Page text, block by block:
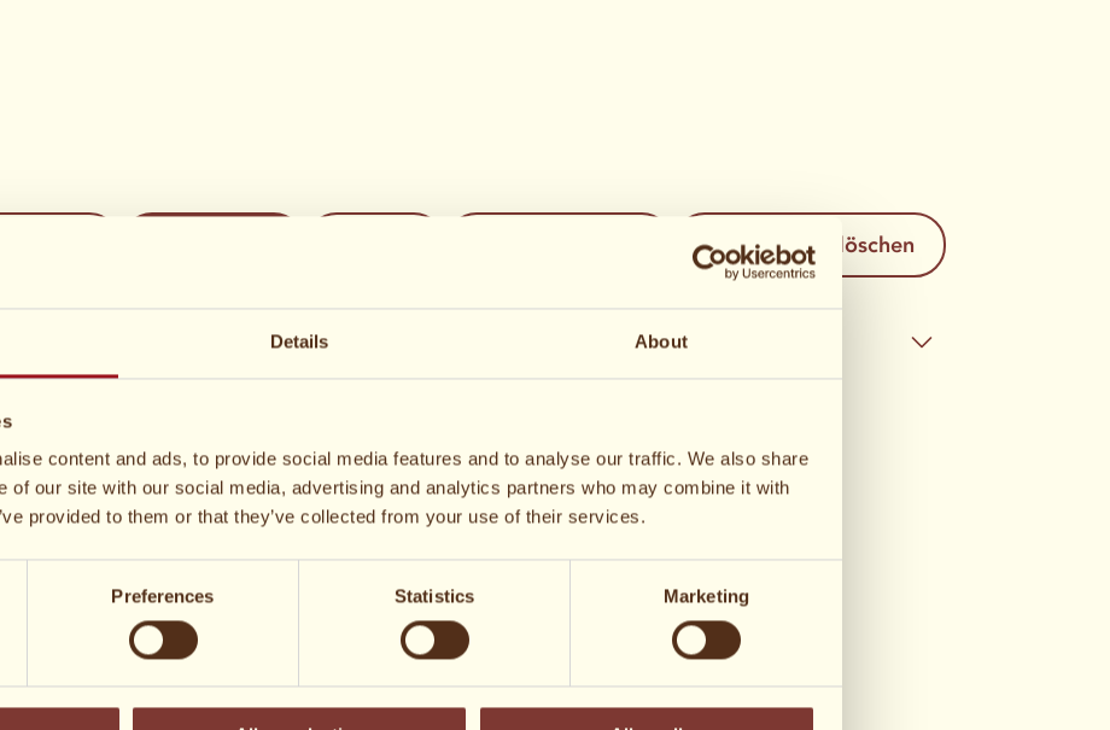
Details About
content and ads, to provide social media features and to analyse our traffic. We also share
of our site with our social media, advertising and analytics partners who may combine it with
provided to them or that they’ve collected from your use of their services.
Preferences Statistics Marketing
Alle Filter löschen
Sortieren nach